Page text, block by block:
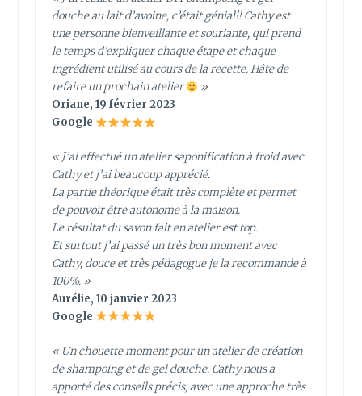
douche au lait d’avoine, c’était génial!! Cathy est
une personne bienveillante et souriante, qui prend
le temps d’expliquer chaque étape et chaque
ingrédient utilisé au cours de la recette. Hâte de
refaire un prochain atelier
»
Oriane, 19 février 2023
Google
« J’ai effectué un atelier saponification à froid avec
Cathy et j’ai beaucoup apprécié.
La partie théorique était très complète et permet
de pouvoir être autonome à la maison.
Le résultat du savon fait en atelier est top.
Et surtout j’ai passé un très bon moment avec
Cathy, douce et très pédagogue je la recommande à
100%. »
Aurélie, 10 janvier 2023
Google
« Un chouette moment pour un atelier de création
de shampoing et de gel douche. Cathy nous a
apporté des conseils précis, avec une approche très